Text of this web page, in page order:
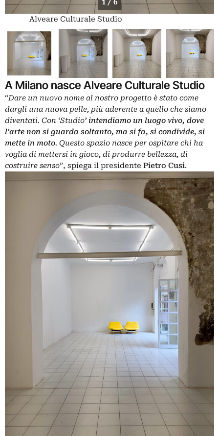
1 / 6
Alveare Culturale Studio
A Milano nasce Alveare Culturale Studio
“Dare un nuovo nome al nostro progetto è stato come
dargli una nuova pelle, più aderente a quello che siamo
diventati. Con ‘Studio’ intendiamo un luogo vivo, dove
l’arte non si guarda soltanto, ma si fa, si condivide, si
mette in moto. Questo spazio nasce per ospitare chi ha
voglia di mettersi in gioco, di produrre bellezza, di
costruire senso”, spiega il presidente Pietro Cusi.